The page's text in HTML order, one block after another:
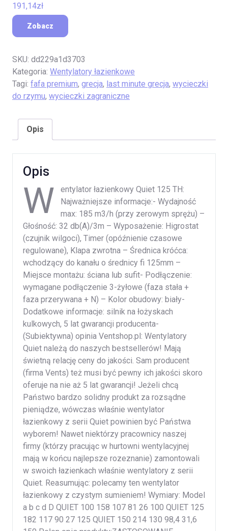
191,14zł
Zobacz
SKU: dd229a1d3703
Kategoria: Wentylatory łazienkowe
Tagi: fafa premium, grecja, last minute grecja, wycieczki
do rzymu, wycieczki zagraniczne
Opis
Opis
W
entylator łazienkowy Quiet 125 TH:
Najważniejsze informacje:- Wydajność
max: 185 m3/h (przy zerowym sprężu) –
Głośność: 32 db(A)/3m – Wyposażenie: Higrostat
(czujnik wilgoci), Timer (opóźnienie czasowe
regulowane), Klapa zwrotna – Średnica króćca:
wchodzący do kanału o średnicy fi 125mm –
Miejsce montażu: ściana lub sufit- Podłączenie:
wymagane podłączenie 3-żyłowe (faza stała +
faza przerywana + N) – Kolor obudowy: biały-
Dodatkowe informacje: silnik na łożyskach
kulkowych, 5 lat gwarancji producenta-
(Subiektywna) opinia Ventshop.pl: Wentylatory
Quiet należą do naszych bestsellerów! Mają
świetną relację ceny do jakości. Sam producent
(firma Vents) też musi być pewny ich jakości skoro
oferuje na nie aż 5 lat gwarancji! Jeżeli chcą
Państwo bardzo solidny produkt za rozsądne
pieniądze, wówczas właśnie wentylator
łazienkowy z serii Quiet powinien być Państwa
wyborem! Nawet niektórzy pracownicy naszej
firmy (którzy pracując w hurtowni wentylacyjnej
mają w końcu najlepsze rozeznanie) zamontowali
w swoich łazienkach właśnie wentylatory z serii
Quiet. Reasumując: polecamy ten wentylator
łazienkowy z czystym sumieniem! Wymiary: Model
a b c d D QUIET 100 158 107 81 26 100 QUIET 125
182 117 90 27 125 QUIET 150 214 130 98,4 31,6